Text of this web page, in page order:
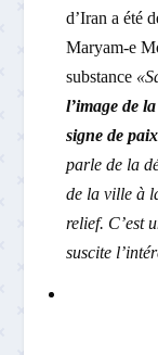
d’Iran a été
Maryam-e
substance
l’image de
signe de
parle de la
de la ville à
relief. C’est
suscite